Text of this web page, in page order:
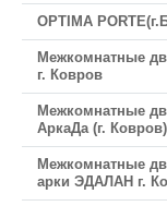
OPTIMA
Межкомнатные
г. Ковров
Межкомнатные
АркаДа (г. Ковров)
Межкомнатные
арки ЭДАЛАН г.